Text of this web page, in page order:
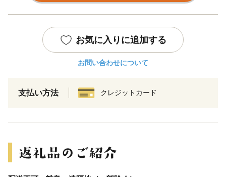
お気に入りに追加する
お問い合わせについて
支払い方法 クレジットカード